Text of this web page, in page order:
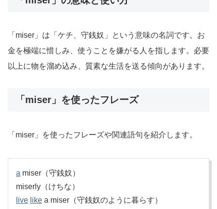
「miser」は「ケチ、守銭奴」という意味の名詞です。お
金を極端に惜しみ、使うことを嫌がる人を指します。必要
以上に物を溜め込み、質素な生活を送る傾向があります。
「miser」を使ったフレーズ
「miser」を使ったフレーズや関連語句を紹介します。
a miser（守銭奴）
miserly（けちな）
live like a miser（守銭奴のように暮らす）